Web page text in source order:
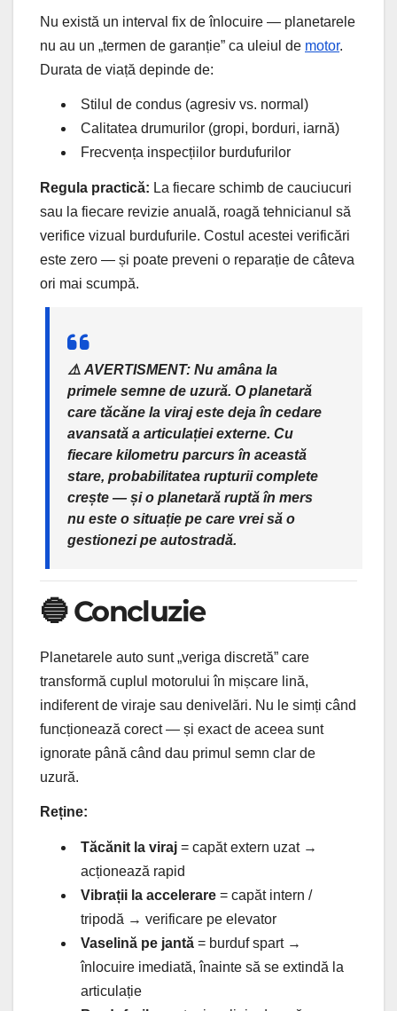
Nu există un interval fix de înlocuire — planetarele
nu au un „termen de garanție” ca uleiul de motor.
Durata de viață depinde de:
Stilul de condus (agresiv vs. normal)
Calitatea drumurilor (gropi, borduri, iarnă)
Frecvența inspecțiilor burdufurilor
Regula practică: La fiecare schimb de cauciucuri
sau la fiecare revizie anuală, roagă tehnicianul să
verifice vizual burdufurile. Costul acestei verificări
este zero — și poate preveni o reparație de câteva
ori mai scumpă.
⚠️ AVERTISMENT:Nu amâna la
primele semne de uzură. O planetară
care tăcăne la viraj este deja în cedare
avansată a articulației externe. Cu
fiecare kilometru parcurs în această
stare, probabilitatea rupturii complete
crește — și o planetară ruptă în mers
nu este o situație pe care vrei să o
gestionezi pe autostradă.
🔵 Concluzie
Planetarele auto sunt „veriga discretă” care
transformă cuplul motorului în mișcare lină,
indiferent de viraje sau denivelări. Nu le simți când
funcționează corect — și exact de aceea sunt
ignorate până când dau primul semn clar de
uzură.
Reține:
Tăcănit la viraj = capăt extern uzat →
acționează rapid
Vibrații la accelerare = capăt intern /
tripodă → verificare pe elevator
Vaselină pe jantă = burduf spart →
înlocuire imediată, înainte să se extindă la
articulație